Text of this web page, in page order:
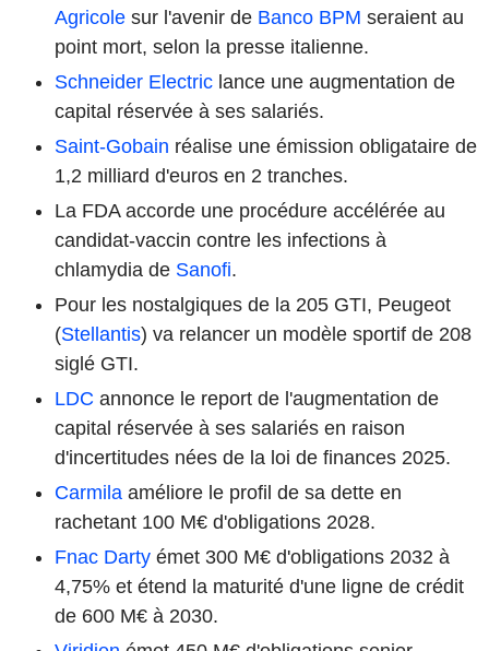
Agricole sur l'avenir de Banco BPM seraient au
point mort, selon la presse italienne.
Schneider Electric lance une augmentation de
capital réservée à ses salariés.
Saint-Gobain réalise une émission obligataire de
1,2 milliard d'euros en 2 tranches.
La FDA accorde une procédure accélérée au
candidat-vaccin contre les infections à
chlamydia de Sanofi.
Pour les nostalgiques de la 205 GTI, Peugeot
(Stellantis) va relancer un modèle sportif de 208
siglé GTI.
LDC annonce le report de l'augmentation de
capital réservée à ses salariés en raison
d'incertitudes nées de la loi de finances 2025.
Carmila améliore le profil de sa dette en
rachetant 100 M€ d'obligations 2028.
Fnac Darty émet 300 M€ d'obligations 2032 à
4,75% et étend la maturité d'une ligne de crédit
de 600 M€ à 2030.